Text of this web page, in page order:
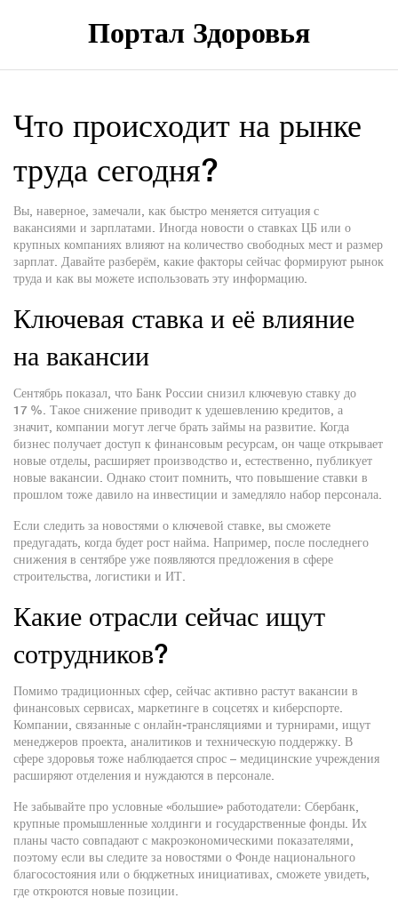
Портал Здоровья
Что происходит на рынке
труда сегодня?
Вы, наверное, замечали, как быстро меняется ситуация с
вакансиями и зарплатами. Иногда новости о ставках ЦБ или о
крупных компаниях влияют на количество свободных мест и размер
зарплат. Давайте разберём, какие факторы сейчас формируют рынок
труда и как вы можете использовать эту информацию.
Ключевая ставка и её влияние
на вакансии
Сентябрь показал, что Банк России снизил ключевую ставку до
17 %. Такое снижение приводит к удешевлению кредитов, а
значит, компании могут легче брать займы на развитие. Когда
бизнес получает доступ к финансовым ресурсам, он чаще открывает
новые отделы, расширяет производство и, естественно, публикует
новые вакансии. Однако стоит помнить, что повышение ставки в
прошлом тоже давило на инвестиции и замедляло набор персонала.
Если следить за новостями о ключевой ставке, вы сможете
предугадать, когда будет рост найма. Например, после последнего
снижения в сентябре уже появляются предложения в сфере
строительства, логистики и ИТ.
Какие отрасли сейчас ищут
сотрудников?
Помимо традиционных сфер, сейчас активно растут вакансии в
финансовых сервисах, маркетинге в соцсетях и киберспорте.
Компании, связанные с онлайн‑трансляциями и турнирами, ищут
менеджеров проекта, аналитиков и техническую поддержку. В
сфере здоровья тоже наблюдается спрос – медицинские учреждения
расширяют отделения и нуждаются в персонале.
Не забывайте про условные «большие» работодатели: Сбербанк,
крупные промышленные холдинги и государственные фонды. Их
планы часто совпадают с макроэкономическими показателями,
поэтому если вы следите за новостями о Фонде национального
благосостояния или о бюджетных инициативах, сможете увидеть,
где откроются новые позиции.